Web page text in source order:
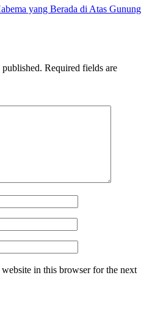
yang Berada di Atas Gunung
Required fields are
in this browser for the next